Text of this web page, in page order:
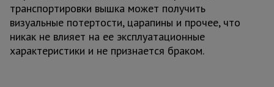
транспортировки вышка может получить
визуальные потертости, царапины и прочее, что
никак не влияет на ее эксплуатационные
характеристики и не признается браком.